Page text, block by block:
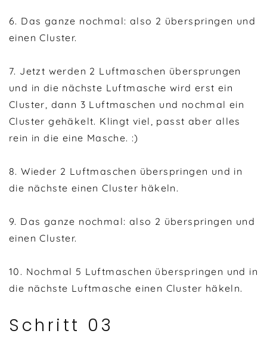
6. Das ganze nochmal: also 2 überspringen und
einen Cluster.
7. Jetzt werden 2 Luftmaschen übersprungen
und in die nächste Luftmasche wird erst ein
Cluster, dann 3 Luftmaschen und nochmal ein
Cluster gehäkelt. Klingt viel, passt aber alles
rein in die eine Masche. :)
8. Wieder 2 Luftmaschen überspringen und in
die nächste einen Cluster häkeln.
9. Das ganze nochmal: also 2 überspringen und
einen Cluster.
10. Nochmal 5 Luftmaschen überspringen und in
die nächste Luftmasche einen Cluster häkeln.
Schritt 03